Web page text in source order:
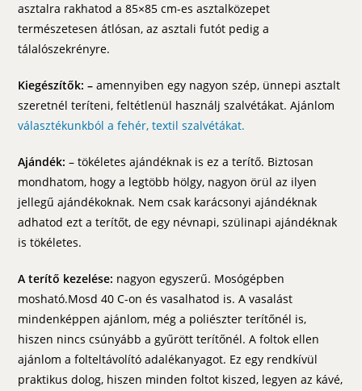
asztalra rakhatod a 85×85 cm-es asztalközepet
természetesen átlósan, az asztali futót pedig a
tálalószekrényre.
Kiegészítők: –amennyiben egy nagyon szép, ünnepi asztalt
szeretnél teríteni, feltétlenül használj szalvétákat. Ajánlom
választékunkból a fehér, textil szalvétákat.
Ajándék: – tökéletes ajándéknak is ez a terítő. Biztosan
mondhatom, hogy a legtöbb hölgy, nagyon örül az ilyen
jellegű ajándékoknak. Nem csak karácsonyi ajándéknak
adhatod ezt a terítőt, de egy névnapi, szülinapi ajándéknak
is tökéletes.
A terítő kezelése: nagyon egyszerű. Mosógépben
mosható.Mosd 40 C-on és vasalhatod is. A vasalást
mindenképpen ajánlom, még a poliészter terítőnél is,
hiszen nincs csúnyább a gyűrött terítőnél. A foltok ellen
ajánlom a folteltávolító adalékanyagot. Ez egy rendkívül
praktikus dolog, hiszen minden foltot kiszed, legyen az kávé,